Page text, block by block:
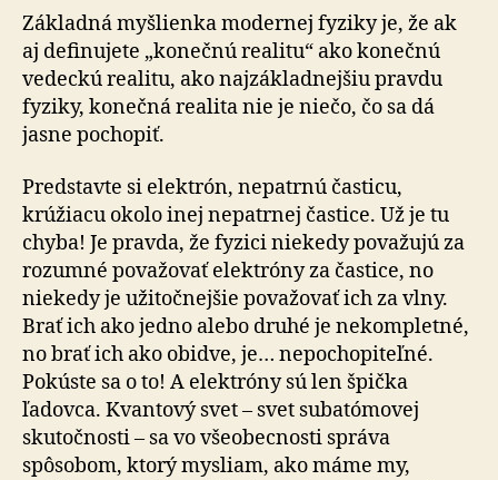
Základná myšlienka modernej fyziky je, že ak
aj definujete „konečnú realitu“ ako konečnú
vedeckú realitu, ako najzákladnejšiu pravdu
fyziky, konečná realita nie je niečo, čo sa dá
jasne pochopiť.
Predstavte si elektrón, nepatrnú časticu,
krúžiacu okolo inej nepatrnej častice. Už je tu
chyba! Je pravda, že fyzici niekedy považujú za
rozumné považovať elektróny za častice, no
niekedy je užitočnejšie považovať ich za vlny.
Brať ich ako jedno alebo druhé je nekompletné,
no brať ich ako obidve, je… nepochopiteľné.
Pokúste sa o to! A elektróny sú len špička
ľadovca. Kvantový svet – svet subatómovej
skutočnosti – sa vo všeobecnosti správa
spôsobom, ktorý mysliam, ako máme my,